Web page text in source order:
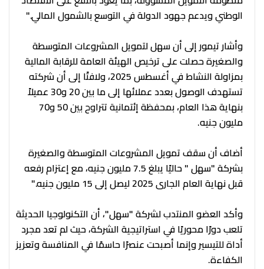
الوطني ويدعم جهود الدولة في التوسع بالشمول المالي."
وأشار تيمور إلى أن سهل لتمويل المشروعات المتوسطة
والصغيرة حصلت على ترخيص الهيئة العامة للرقابة المالية
بمزاولة النشاط في أغسطس 2025، ولافتًا إلى أن شركته
تستهدف الوصول بعدد عملائها إلى ما بين 20 و30 عميلاً
بنهاية هذا العام، بمحفظة إئتمانية تتراوح بين 50 و70
مليون جنيه.
أضاف أن سقف تمويل المشروعات المتوسطة والصغيرة
بشركة "سهل " حاليًا يبلغ 7.5 مليون جنيه، مع إعتزام رفعه
قبل نهاية العام الجارى 2025 ليصل إلى 15 مليون جنيه."
وأكد العضو المنتدب لشركة "سهل"، أن التكنولوجيا الحديثة
تلعب دورًا محوريًا في استراتيجية الشركة، حيث لم تعد مجرد
أداة للتيسير وإنما أصبحت عنصرًا حاسمًا في المنافسة وتعزيز
الكفاءة.